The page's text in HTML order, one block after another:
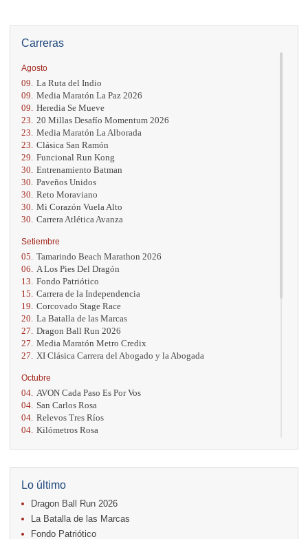
Carreras
Agosto
09. La Ruta del Indio
09. Media Maratón La Paz 2026
09. Heredia Se Mueve
23. 20 Millas Desafío Momentum 2026
23. Media Maratón La Alborada
23. Clásica San Ramón
29. Funcional Run Kong
30. Entrenamiento Batman
30. Paveños Unidos
30. Reto Moraviano
30. Mi Corazón Vuela Alto
30. Carrera Atlética Avanza
Setiembre
05. Tamarindo Beach Marathon 2026
06.
A Los Pies Del Dragón
13. Fondo Patriótico
15. Carrera de la Independencia
19. Corcovado Stage Race
20. La Batalla de las Marcas
27. Dragon Ball Run 2026
27. Media Maratón Metro Credix
27.
XI Clásica Carrera del Abogado y la Abogada
Octubre
04. AVON Cada Paso Es Por Vos
04. San Carlos Rosa
04. Relevos Tres Ríos
04. Kilómetros Rosa
18. Casa Turire Trail Run
18.
Warriors Run Circuit
18. Samsung Jacó Beach Half Marathon 2026
25. KRun by Under Armour
25. Run Alajuela
31.
Halloween Fun Run
Lo último
Dragon Ball Run 2026
La Batalla de las Marcas
Fondo Patriótico